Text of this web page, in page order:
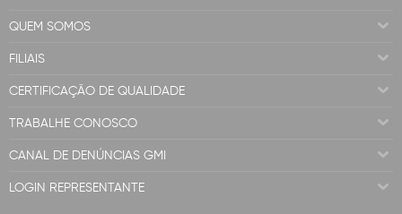
QUEM SOMOS
FILIAIS
CERTIFICAÇÃO DE QUALIDADE
TRABALHE CONOSCO
CANAL DE DENÚNCIAS GMI
LOGIN REPRESENTANTE